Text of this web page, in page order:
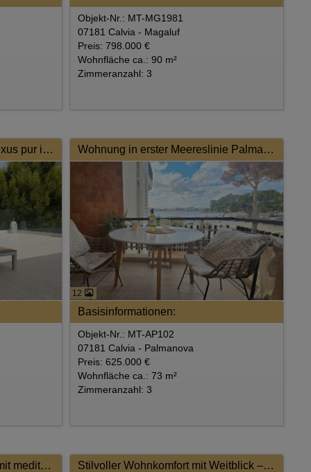
Objekt-Nr.: MT-MG1981
07181 Calvia - Magaluf
Preis: 798.000 €
Wohnfläche ca.: 90 m²
Zimmeranzahl: 3
Einzigartiges Penthouse – Luxus pur in Strandnähe mit Fitnessstudio! Wohnung in erster Meereslinie Palmanova
12
Basisinformationen:
Objekt-Nr.: MT-AP102
07181 Calvia - Palmanova
Preis: 625.000 €
Wohnfläche ca.: 73 m²
Zimmeranzahl: 3
Lichtdurchflutetes Refugium mit mediterranem Flair und exklusivem Wohnkomfort Stilvoller Wohnkomfort mit Weitblick – Elegantes Apartment in exklusivem Neubau